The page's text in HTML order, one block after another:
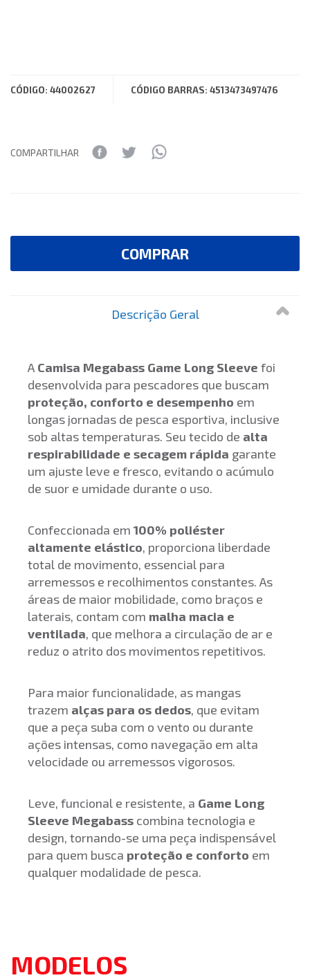
CÓDIGO: 44002627 CÓDIGO BARRAS: 4513473497476
COMPARTILHAR
COMPRAR
Descrição Geral
A Camisa Megabass Game Long Sleeve foi
desenvolvida para pescadores que buscam
proteção, conforto e desempenho em
longas jornadas de pesca esportiva, inclusive
sob altas temperaturas. Seu tecido de alta
respirabilidade e secagem rápida garante
um ajuste leve e fresco, evitando o acúmulo
de suor e umidade durante o uso.
Confeccionada em 100% poliéster
altamente elástico, proporciona liberdade
total de movimento, essencial para
arremessos e recolhimentos constantes. As
áreas de maior mobilidade, como braços e
laterais, contam com malha macia e
ventilada, que melhora a circulação de ar e
reduz o atrito dos movimentos repetitivos.
Para maior funcionalidade, as mangas
trazem alças para os dedos, que evitam
que a peça suba com o vento ou durante
ações intensas, como navegação em alta
velocidade ou arremessos vigorosos.
Leve, funcional e resistente, a Game Long
Sleeve Megabass combina tecnologia e
design, tornando-se uma peça indispensável
para quem busca proteção e conforto em
qualquer modalidade de pesca.
MODELOS